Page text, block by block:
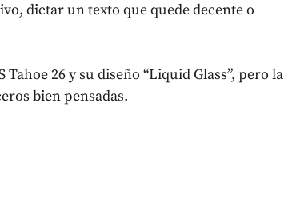
dictar un texto que quede decente o
26 y su diseño “Liquid Glass”, pero la
bien pensadas.